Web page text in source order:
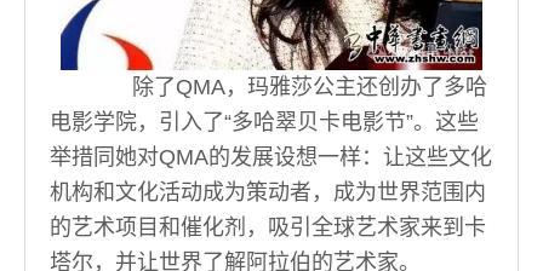
除了QMA，玛雅莎公主还创办了多哈
电影学院，引入了“多哈翠贝卡电影节”。这些
举措同她对QMA的发展设想一样：让这些文化
机构和文化活动成为策动者，成为世界范围内
的艺术项目和催化剂，吸引全球艺术家来到卡
塔尔，并让世界了解阿拉伯的艺术家。